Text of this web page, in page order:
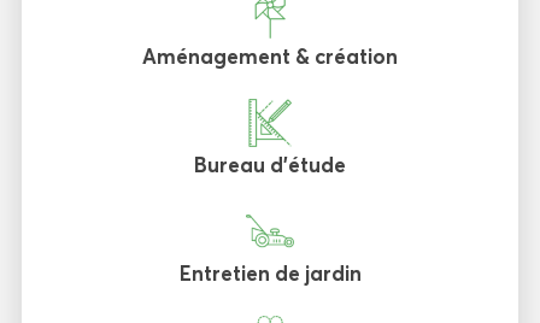
Aménagement & création
Bureau d'étude
Entretien de jardin